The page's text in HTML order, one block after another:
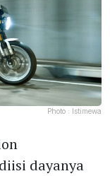
Photo : Istimewa
dayanya